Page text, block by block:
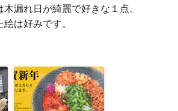
漏れ日が綺麗で好きな１点。
は好みです。